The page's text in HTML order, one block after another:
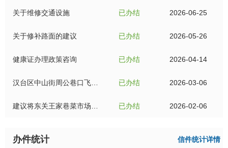
关于维修交通设施 已办结 2026-06-25
关于修补路面的建议 已办结 2026-05-26
健康证办理政策咨询 已办结 2026-04-14
汉台区中山街周公巷口飞利浦三洋日立技术服务部门牌危旧急需消除安全隐患 已办结 2026-03-06
建议将东关王家巷菜市场迁入东门桥金门商城里面 已办结 2026-02-06
办件统计 信件统计详情